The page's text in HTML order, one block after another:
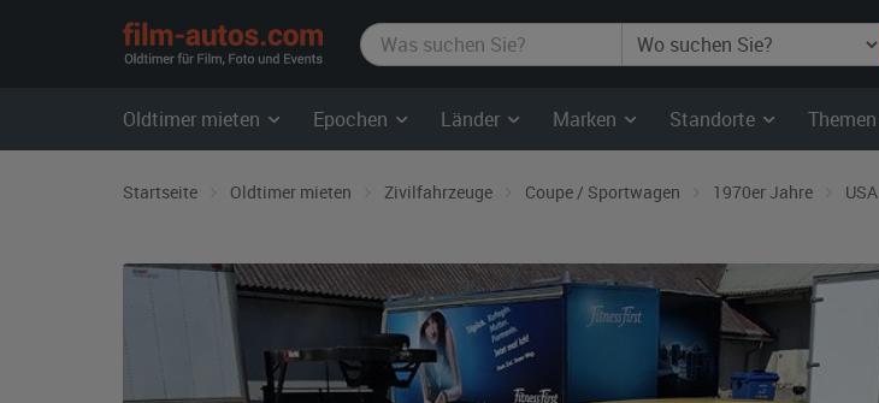
film-
autos.com
Oldtimer mieten Epochen Länder Marken Standorte Themen
Startseite Oldtimer mieten Zivilfahrzeuge Coupe / Sportwagen 1970er Jahre USA